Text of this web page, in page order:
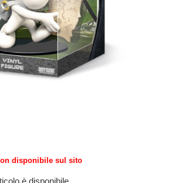
disponibile sul sito
è disponibile.